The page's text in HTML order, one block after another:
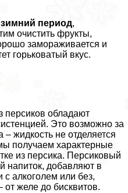
период,
очистить фрукты,
замораживается и
горьковатый вкус.
персиков обладают
Это возможно за
– жидкость не отделяется
получаем хаpaктерные
из персика. Персиковый
напиток, добавляют в
с алкоголем или без,
желе до бисквитов.